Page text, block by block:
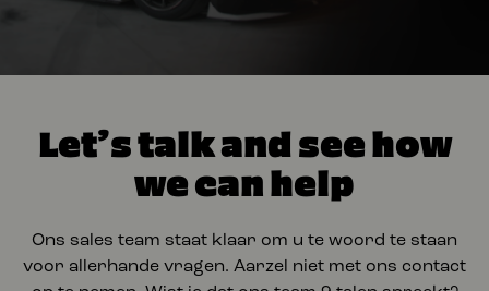
Let’s talk and see how
we can help
Ons sales team staat klaar om u te woord te staan
voor allerhande vragen. Aarzel niet met ons contact